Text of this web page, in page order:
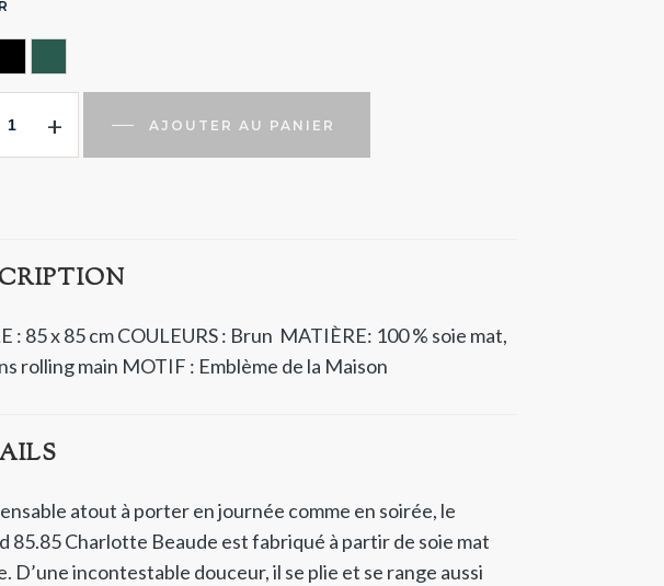
NOIRVERT
+ AJOUTER AU PANIER
: 85 x 85 cmCOULEURS : Brun MATIÈRE: 100 % soie mat,
rolling main MOTIF : Emblème de la Maison
atout à porter en journée comme en soirée, le
85.85 Charlotte Beaude est fabriqué à partir de soie mat
D’une incontestable douceur, il se plie et se range aussi